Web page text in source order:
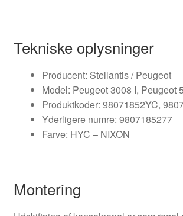
Tekniske oplysninger
Producent: Stellantis / Peugeot
Model: Peugeot 3008 I, Peugeot
Produktkoder: 98071852YC,
Yderligere numre: 9807185277
Farve: HYC – NIXON
Montering